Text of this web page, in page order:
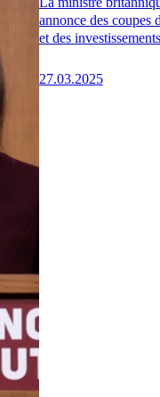
annonce des coupes
et des
27.03.2025